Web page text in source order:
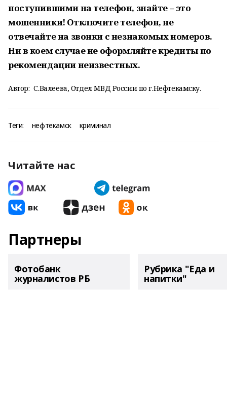
поступившими на телефон, знайте – это
мошенники! Отключите телефон, не
отвечайте на звонки с незнакомых номеров.
Ни в коем случае не оформляйте кредиты по
рекомендации неизвестных.
Автор: С.Валеева, Отдел МВД России по г.Нефтекамску.
Теги: нефтекамск криминал
Читайте нас
Партнеры
Фотобанк
журналистов РБ
Рубрика "Еда и
напитки"